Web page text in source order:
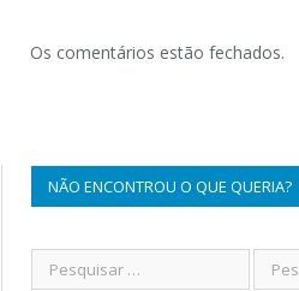
Os comentários estão fechados.
NÃO ENCONTROU O QUE QUERIA?